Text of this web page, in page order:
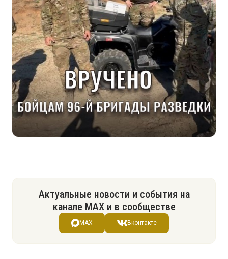
Актуальные новости и события на
канале МАХ и в сообществе
MAX Вконтакте